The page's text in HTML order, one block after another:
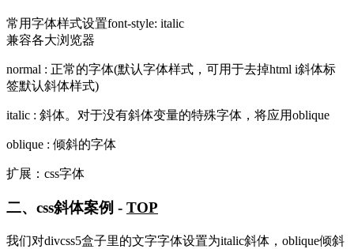
常用字体样式设置font-style: italic
兼容各大浏览器
normal : 正常的字体(默认字体样式，可用于去掉html i斜体标
签默认斜体样式)
italic : 斜体。对于没有斜体变量的特殊字体，将应用oblique
oblique : 倾斜的字体
扩展：css字体
二、css斜体案例 - TOP
我们对divcss5盒子里的文字字体设置为italic斜体，oblique倾斜